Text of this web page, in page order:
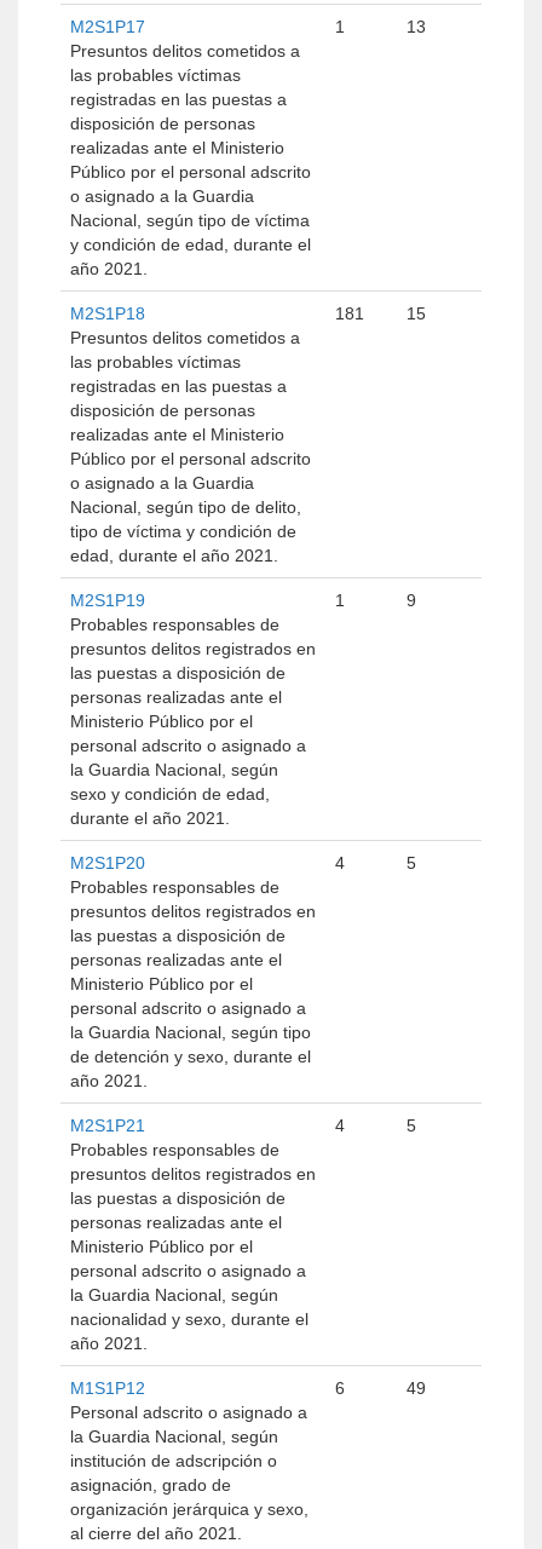
M2S1P17
Presuntos delitos cometidos a
las probables víctimas
registradas en las puestas a
disposición de personas
realizadas ante el Ministerio
Público por el personal adscrito
o asignado a la Guardia
Nacional, según tipo de víctima
y condición de edad, durante el
año 2021.
1 13
M2S1P18
Presuntos delitos cometidos a
las probables víctimas
registradas en las puestas a
disposición de personas
realizadas ante el Ministerio
Público por el personal adscrito
o asignado a la Guardia
Nacional, según tipo de delito,
tipo de víctima y condición de
edad, durante el año 2021.
181 15
M2S1P19
Probables responsables de
presuntos delitos registrados en
las puestas a disposición de
personas realizadas ante el
Ministerio Público por el
personal adscrito o asignado a
la Guardia Nacional, según
sexo y condición de edad,
durante el año 2021.
1 9
M2S1P20
Probables responsables de
presuntos delitos registrados en
las puestas a disposición de
personas realizadas ante el
Ministerio Público por el
personal adscrito o asignado a
la Guardia Nacional, según tipo
de detención y sexo, durante el
año 2021.
4 5
M2S1P21
Probables responsables de
presuntos delitos registrados en
las puestas a disposición de
personas realizadas ante el
Ministerio Público por el
personal adscrito o asignado a
la Guardia Nacional, según
nacionalidad y sexo, durante el
año 2021.
4 5
M1S1P12
Personal adscrito o asignado a
la Guardia Nacional, según
institución de adscripción o
asignación, grado de
organización jerárquica y sexo,
al cierre del año 2021.
6 49